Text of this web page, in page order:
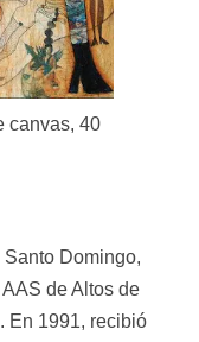
canvas, 40
Santo Domingo,
de Altos de
En 1991, recibió